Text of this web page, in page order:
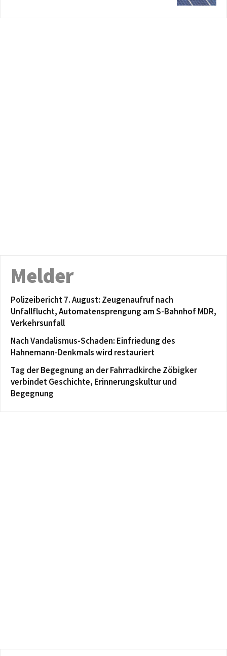
Melder
Polizeibericht 7. August: Zeugenaufruf nach
Unfallflucht, Automatensprengung am S-Bahnhof MDR,
Verkehrsunfall
Nach Vandalismus-Schaden: Einfriedung des
Hahnemann-Denkmals wird restauriert
Tag der Begegnung an der Fahrradkirche Zöbigker
verbindet Geschichte, Erinnerungskultur und
Begegnung